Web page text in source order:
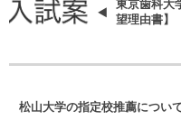
東京歯科大
望理由書】
松山大学の指定校推薦につい